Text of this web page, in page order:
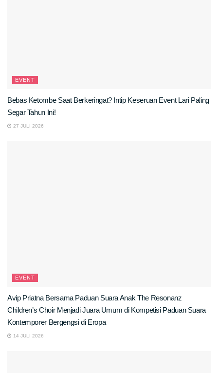
EVENT
Bebas Ketombe Saat Berkeringat? Intip Keseruan Event Lari Paling
Segar Tahun Ini!
27 JULI 2026
EVENT
Avip Priatna Bersama Paduan Suara Anak The Resonanz
Children’s Choir Menjadi Juara Umum di Kompetisi Paduan Suara
Kontemporer Bergengsi di Eropa
14 JULI 2026